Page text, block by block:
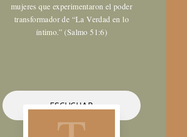
mujeres que experimentaron el poder
transformador de “La Verdad en lo
íntimo.” (Salmo 51:6)
ESCUCHAR